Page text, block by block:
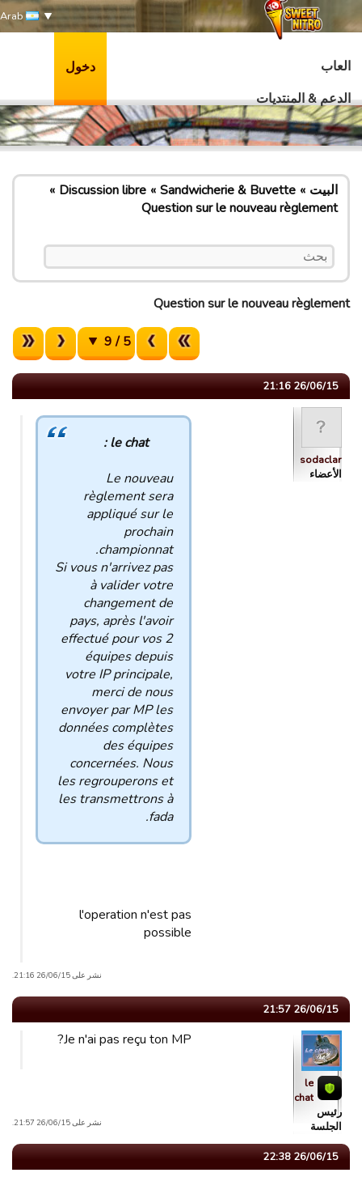
العاب
الدعم & المنتديات
دخول
البيت Sandwicherie & Buvette
Discussion libre
Question sur le nouveau règlement
Question sur le nouveau règlement
5 / 9
26/06/15 21:16
sodaclar
الأعضاء
le chat :
Le nouveau
règlement sera
appliqué sur le
prochain
championnat.
Si vous n'arrivez pas
à valider votre
changement de
pays, après l'avoir
effectué pour vos 2
équipes depuis
votre IP principale,
merci de nous
envoyer par MP les
données complètes
des équipes
concernées. Nous
les regrouperons et
les transmettrons à
fada.
l'operation n'est pas
possible
نشر على 26/06/15 21:16.
26/06/15 21:57
le
chat
رئیس
الجلسة
Je n'ai pas reçu ton MP?
نشر على 26/06/15 21:57.
26/06/15 22:38